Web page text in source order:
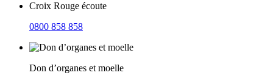
Croix Rouge écoute
0800 858 858
Don d’organes et moelle